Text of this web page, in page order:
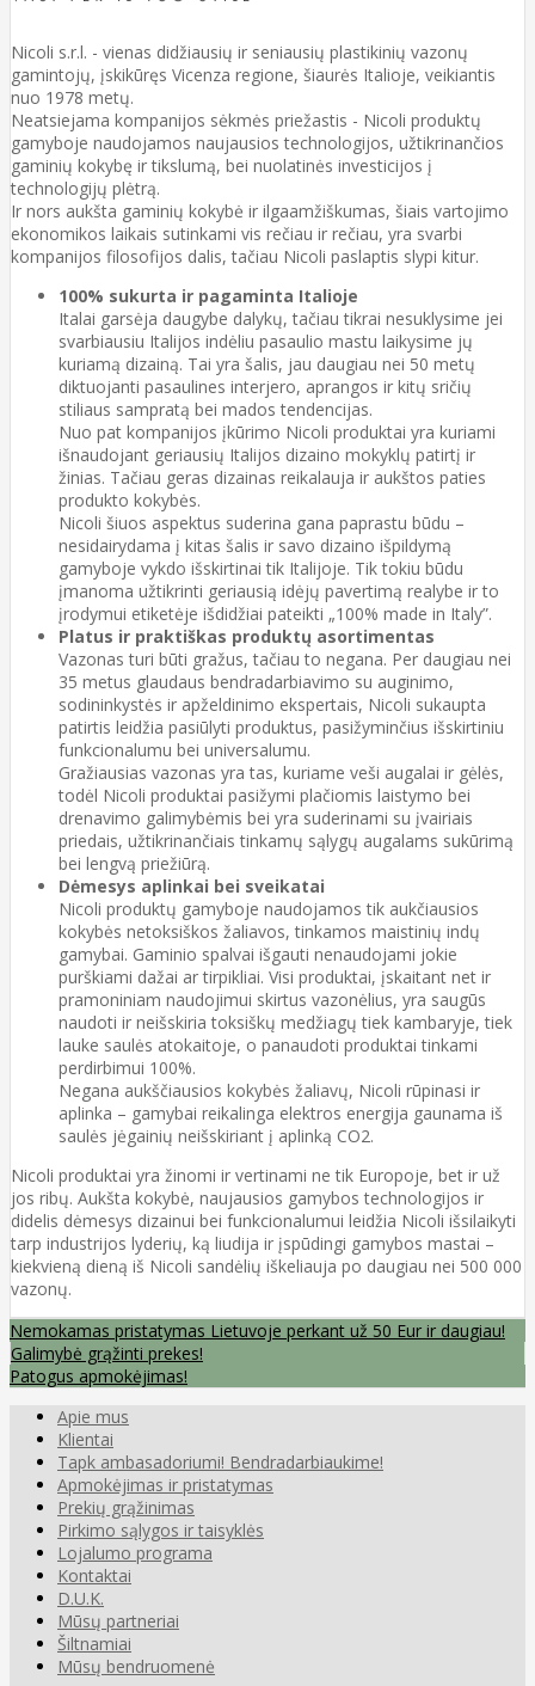
Nicoli s.r.l. - vienas didžiausių ir seniausių plastikinių vazonų
gamintojų, įskikūręs Vicenza regione, šiaurės Italioje, veikiantis
nuo 1978 metų.
Neatsiejama kompanijos sėkmės priežastis - Nicoli produktų
gamyboje naudojamos naujausios technologijos, užtikrinančios
gaminių kokybę ir tikslumą, bei nuolatinės investicijos į
technologijų plėtrą.
Ir nors aukšta gaminių kokybė ir ilgaamžiškumas, šiais vartojimo
ekonomikos laikais sutinkami vis rečiau ir rečiau, yra svarbi
kompanijos filosofijos dalis, tačiau Nicoli paslaptis slypi kitur.
100% sukurta ir pagaminta Italioje
Italai garsėja daugybe dalykų, tačiau tikrai nesuklysime jei
svarbiausiu Italijos indėliu pasaulio mastu laikysime jų
kuriamą dizainą. Tai yra šalis, jau daugiau nei 50 metų
diktuojanti pasaulines interjero, aprangos ir kitų sričių
stiliaus sampratą bei mados tendencijas.
Nuo pat kompanijos įkūrimo Nicoli produktai yra kuriami
išnaudojant geriausių Italijos dizaino mokyklų patirtį ir
žinias. Tačiau geras dizainas reikalauja ir aukštos paties
produkto kokybės.
Nicoli šiuos aspektus suderina gana paprastu būdu –
nesidairydama į kitas šalis ir savo dizaino išpildymą
gamyboje vykdo išskirtinai tik Italijoje. Tik tokiu būdu
įmanoma užtikrinti geriausią idėjų pavertimą realybe ir to
įrodymui etiketėje išdidžiai pateikti „100% made in Italy”.
Platus ir praktiškas produktų asortimentas
Vazonas turi būti gražus, tačiau to negana. Per daugiau nei
35 metus glaudaus bendradarbiavimo su auginimo,
sodininkystės ir apželdinimo ekspertais, Nicoli sukaupta
patirtis leidžia pasiūlyti produktus, pasižyminčius išskirtiniu
funkcionalumu bei universalumu.
Gražiausias vazonas yra tas, kuriame veši augalai ir gėlės,
todėl Nicoli produktai pasižymi plačiomis laistymo bei
drenavimo galimybėmis bei yra suderinami su įvairiais
priedais, užtikrinančiais tinkamų sąlygų augalams sukūrimą
bei lengvą priežiūrą.
Dėmesys aplinkai bei sveikatai
Nicoli produktų gamyboje naudojamos tik aukčiausios
kokybės netoksiškos žaliavos, tinkamos maistinių indų
gamybai. Gaminio spalvai išgauti nenaudojami jokie
purškiami dažai ar tirpikliai. Visi produktai, įskaitant net ir
pramoniniam naudojimui skirtus vazonėlius, yra saugūs
naudoti ir neišskiria toksiškų medžiagų tiek kambaryje, tiek
lauke saulės atokaitoje, o panaudoti produktai tinkami
perdirbimui 100%.
Negana aukščiausios kokybės žaliavų, Nicoli rūpinasi ir
aplinka – gamybai reikalinga elektros energija gaunama iš
saulės jėgainių neišskiriant į aplinką CO2.
Nicoli produktai yra žinomi ir vertinami ne tik Europoje, bet ir už
jos ribų. Aukšta kokybė, naujausios gamybos technologijos ir
didelis dėmesys dizainui bei funkcionalumui leidžia Nicoli išsilaikyti
tarp industrijos lyderių, ką liudija ir įspūdingi gamybos mastai –
kiekvieną dieną iš Nicoli sandėlių iškeliauja po daugiau nei 500 000
vazonų.
Nemokamas pristatymas Lietuvoje perkant už 50 Eur ir daugiau!
Galimybė grąžinti prekes!
Patogus apmokėjimas!
Apie mus
Klientai
Tapk ambasadoriumi! Bendradarbiaukime!
Apmokėjimas ir pristatymas
Prekių grąžinimas
Pirkimo sąlygos ir taisyklės
Lojalumo programa
Kontaktai
D.U.K.
Mūsų partneriai
Šiltnamiai
Mūsų bendruomenė